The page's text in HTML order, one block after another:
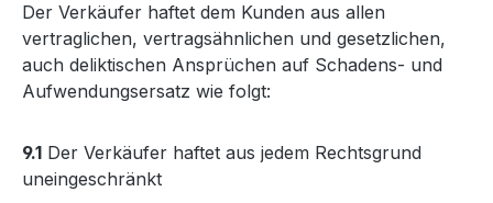
Der Verkäufer haftet dem Kunden aus allen
vertraglichen, vertragsähnlichen und gesetzlichen,
auch deliktischen Ansprüchen auf Schadens- und
Aufwendungsersatz wie folgt:
9.1 Der Verkäufer haftet aus jedem Rechtsgrund
uneingeschränkt